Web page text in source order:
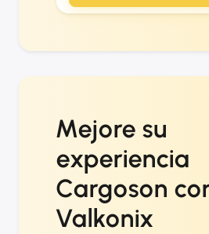
Mejore su
experiencia
Cargoson
Valkonix